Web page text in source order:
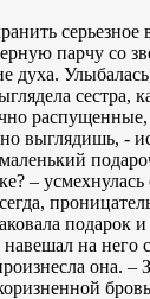
парчу со
духа.
сестра,
распущенные,
выглядишь, -
–
подарок
навешал на
она.